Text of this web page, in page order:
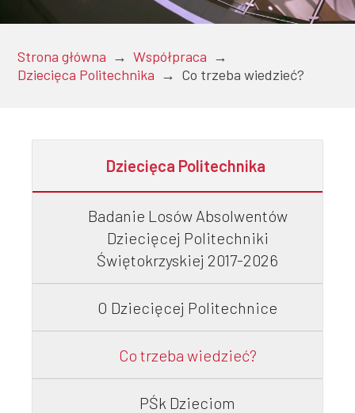
Strona główna → Współpraca →
Dziecięca Politechnika → Co trzeba wiedzieć?
Dziecięca Politechnika
Badanie Losów Absolwentów
Dziecięcej Politechniki
Świętokrzyskiej 2017-2026
O Dziecięcej Politechnice
Co trzeba wiedzieć?
PŚk Dzieciom
Doktoranci
Pracownicy
Domy
studenckie
Współpraca